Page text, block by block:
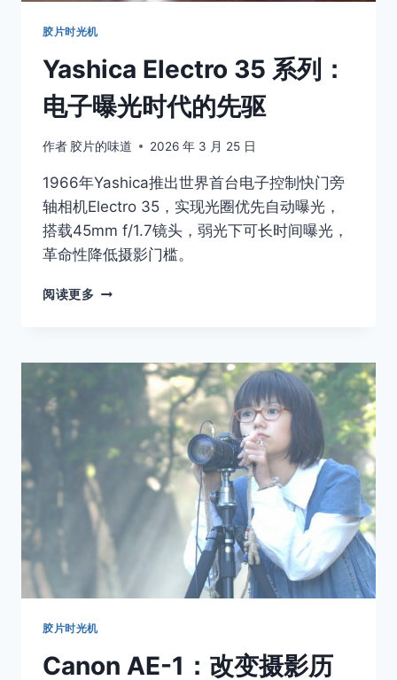
的
察
学
胶片时光机
Yashica Electro 35 系列：
电子曝光时代的先驱
作者 胶片的味道 2026 年 3 月 25 日
1966年Yashica推出世界首台电子控制快门旁
轴相机Electro 35，实现光圈优先自动曝光，
搭载45mm f/1.7镜头，弱光下可长时间曝光，
革命性降低摄影门槛。
阅读更多 YASHICA
列：
代
的
先
驱
胶片时光机
Canon AE-1：改变摄影历